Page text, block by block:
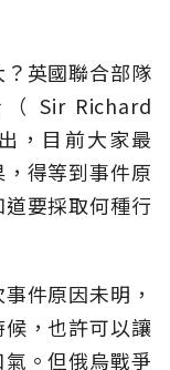
英國聯合部隊
Sir Richard
，目前大家最
得等到事件原
要採取何種行
件原因未明，
，也許可以讓
。但俄烏戰爭